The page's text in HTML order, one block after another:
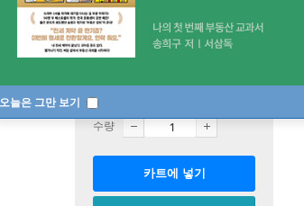
오늘은 그만 보기 판매중
수량
카트에 넣기